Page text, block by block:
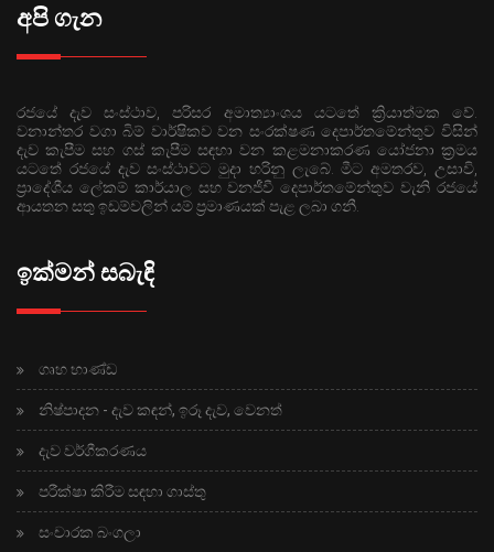
අපි ගැන
රජයේ දැව සංස්ථාව, පරිසර අමාත්‍යාංශය යටතේ ක්‍රියාත්මක වේ.
වනාන්තර වගා බිම් වාර්ෂිකව වන සංරක්ෂණ දෙපාර්තමේන්තුව විසින්
දැව කැපීම සහ ගස් කැපීම සඳහා වන කළමනාකරණ යෝජනා ක්‍රමය
යටතේ රජයේ දැව සංස්ථාවට මුදා හරිනු ලැබේ. මීට අමතරව, උසාවි,
ප්‍රාදේශීය ලේකම් කාර්යාල සහ වනජීවී දෙපාර්තමේන්තුව වැනි රජයේ
ආයතන සතු ඉඩම්වලින් යම් ප්‍රමාණයක් පැළ ලබා ගනී.
ඉක්මන් සබැඳි
ගෘහ භාණ්ඩ
නිෂ්පාදන - දැව කඳන්, ඉරූ දැව, වෙනත්
දැව වර්ගීකරණය
පරීක්ෂා කිරීම සඳහා ගාස්තු
සංචාරක බංගලා